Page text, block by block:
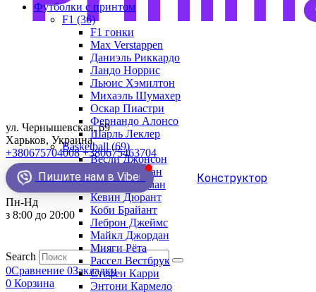
ул. Чернышевская, 69
Харьков, Украина
+380675704008 +380675463704
Пишите нам в Viber Конструктор
Пн-Нд
з 8:00 до 20:00
Search
0Сравнение 0Закладки
0 Корзина
Футболки с принтом
F1 (36)
F1 гонки
Max Verstappen
Даниэль Риккардо
Ландо Норрис
Льюис Хэмилтон
Михаэль Шумахер
Оскар Пиастри
Фернандо Алонсо
Шарль Леклер
Basketball (69)
Весли Джонсон
Демар Деразан
Деннис Родман
Кевин Дюрант
Коби Брайант
Леброн Джеймс
Майкл Джордан
Мияги Рёта
Рассел Вестбрук
Стефен Карри
Энтони Кармело